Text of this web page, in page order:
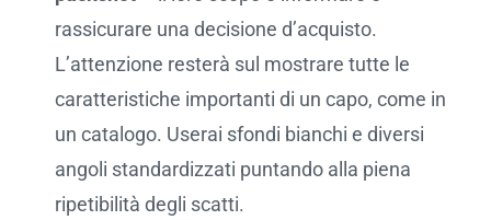
rassicurare una decisione d’acquisto.
L’attenzione resterà sul mostrare tutte le
caratteristiche importanti di un capo, come in
un catalogo. Userai sfondi bianchi e diversi
angoli standardizzati puntando alla piena
ripetibilità degli scatti.